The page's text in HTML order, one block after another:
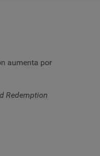
aumenta por
Redemption